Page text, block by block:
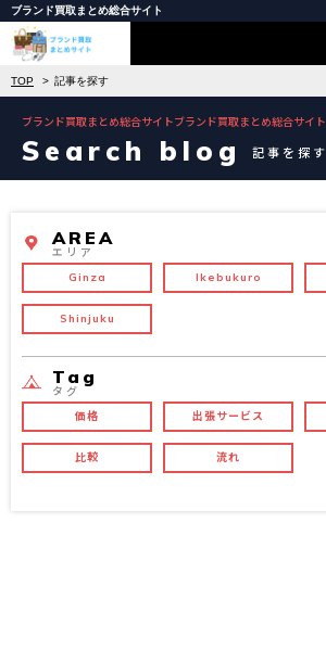
ブランド買取まとめ総合サイト
TOP 記事を探す
ブランド買取まとめ総合サイトブランド買取まとめ総合サイト
Search blog 記事を探す
AREA
エリア
Ginza Ikebukuro
Shinjuku
Tag
タグ
価格 出張サービス
比較 流れ